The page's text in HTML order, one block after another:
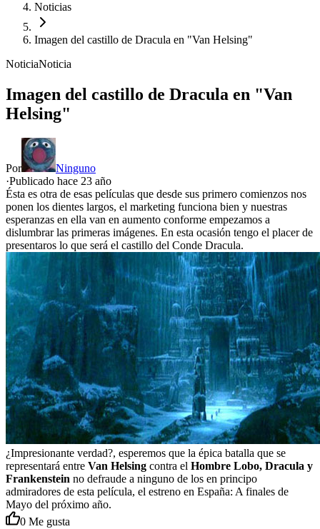
Noticias
Imagen del castillo de Dracula en "Van Helsing"
NoticiaNoticia
Imagen del castillo de Dracula en "Van
Helsing"
Por
Ninguno
·Publicado hace 23 año
Ésta es otra de esas películas que desde sus primero comienzos nos
ponen los dientes largos, el marketing funciona bien y nuestras
esperanzas en ella van en aumento conforme empezamos a
dislumbrar las primeras imágenes. En esta ocasión tengo el placer de
presentaros lo que será el castillo del Conde Dracula.
¿Impresionante verdad?, esperemos que la épica batalla que se
representará entre Van Helsing contra el Hombre Lobo, Dracula y
Frankenstein no defraude a ninguno de los en principo
admiradores de esta película, el estreno en España: A finales de
Mayo del próximo año.
0 Me gusta